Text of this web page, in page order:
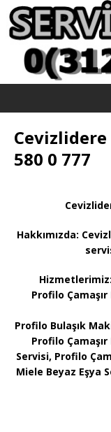
580 0 777
Hakkımızda:
Hizmetlerimiz:
Profilo
Profilo Bulaşık
Profilo
Servisi, Profilo
Miele Beyaz Eşya